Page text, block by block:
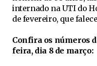
internado na UTI do
de fevereiro, que
Confira os números
feira, dia 8 de março: